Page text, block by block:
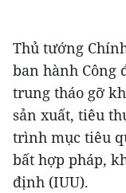
Thủ tướng
ban hành Công
trung tháo gỡ
sản xuất, tiêu
trình mục tiêu
bất hợp pháp,
định (IUU).